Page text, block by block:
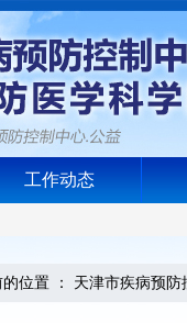
工作动态
位置 ： 天津市疾病预防